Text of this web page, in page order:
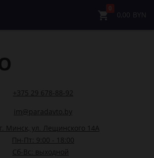
0
0,00 BYN
+375 29 678-88-92
im@paradavto.by
г. Минск, ул. Лещинского 14А
Пн-Пт: 9:00 - 18:00
Сб-Вс: выходной